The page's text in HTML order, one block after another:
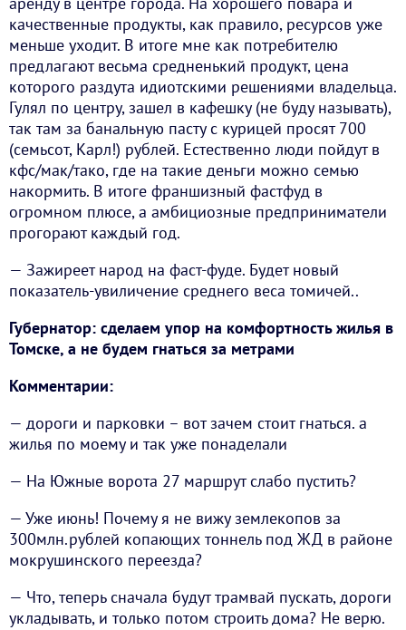
качественные продукты, как правило, ресурсов уже
меньше уходит. В итоге мне как потребителю
предлагают весьма средненький продукт, цена
которого раздута идиотскими решениями владельца.
Гулял по центру, зашел в кафешку (не буду называть),
так там за банальную пасту с курицей просят 700
(семьсот, Карл!) рублей. Естественно люди пойдут в
кфс/мак/тако, где на такие деньги можно семью
накормить. В итоге франшизный фастфуд в
огромном плюсе, а амбициозные предприниматели
прогорают каждый год.
— Зажиреет народ на фаст-фуде. Будет новый
показатель-увиличение среднего веса томичей..
Губернатор: сделаем упор на комфортность жилья в
Томске, а не будем гнаться за метрами
Комментарии:
— дороги и парковки – вот зачем стоит гнаться. а
жилья по моему и так уже понаделали
— На Южные ворота 27 маршрут слабо пустить?
— Уже июнь! Почему я не вижу землекопов за
300млн.рублей копающих тоннель под ЖД в районе
мокрушинского переезда?
— Что, теперь сначала будут трамвай пускать, дороги
укладывать, и только потом строить дома? Не верю.